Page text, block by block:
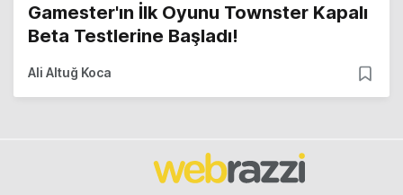
Gamester'ın İlk Oyunu Townster Kapalı
Beta Testlerine Başladı!
Ali Altuğ Koca